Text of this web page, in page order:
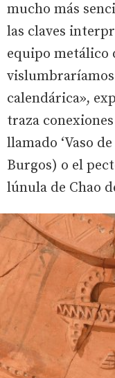
mucho más
las claves
equipo metálico
calendárica»,
traza
llamado ‘Vaso
Burgos) o el
lúnula de Chao